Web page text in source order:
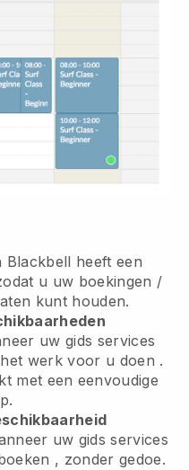
Blackbell heeft een
u uw boekingen /
kunt houden.
uw gids services
werk voor u doen .
met een eenvoudige
uw gids services
, zonder gedoe.